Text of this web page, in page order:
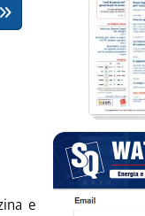
Medie settimanali del
2024 alle 13.28.
e